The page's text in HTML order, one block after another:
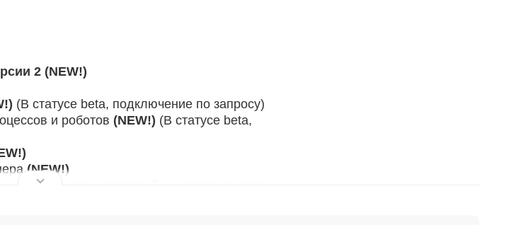
2 (NEW!)
(В статусе beta, подключение по запросу)
и роботов (NEW!) (В статусе beta,
(NEW!)
номера от пользователей не имеющих прав